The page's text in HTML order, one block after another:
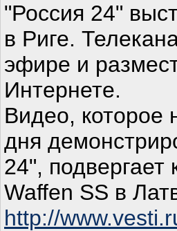
"Россия 24"
в Риге.
эфире и
Интернете.
Видео, которое
дня
24",
Waffen SS в
http://